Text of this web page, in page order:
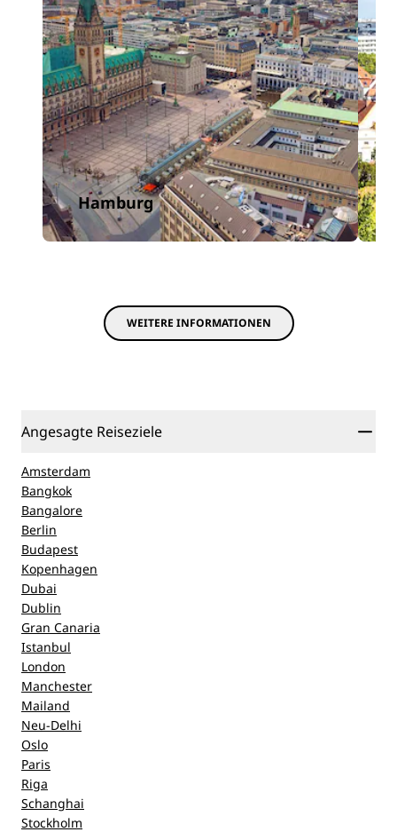
Hamburg
WEITERE INFORMATIONEN
Angesagte Reiseziele
Amsterdam
Bangkok
Bangalore
Berlin
Budapest
Kopenhagen
Dubai
Dublin
Gran Canaria
Istanbul
London
Manchester
Mailand
Neu-Delhi
Oslo
Paris
Riga
Schanghai
Stockholm